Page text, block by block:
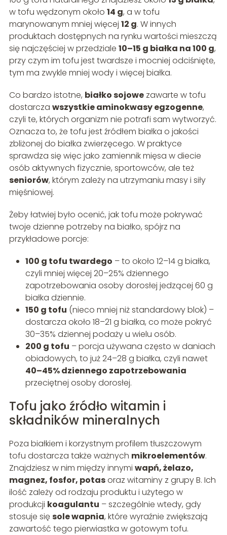
w tofu wędzonym około 14 g, a w tofu
marynowanym mniej więcej 12 g. W innych
produktach dostępnych na rynku wartości mieszczą
się najczęściej w przedziale 10–15 g białka na 100 g,
przy czym im tofu jest twardsze i mocniej odciśnięte,
tym ma zwykle mniej wody i więcej białka.
Co bardzo istotne, białko sojowezawarte w tofu
dostarcza wszystkie aminokwasy egzogenne,
czyli te, których organizm nie potrafi sam wytworzyć.
Oznacza to, że tofu jest źródłem białka o jakości
zbliżonej do białka zwierzęcego. W praktyce
sprawdza się więc jako zamiennik mięsa w diecie
osób aktywnych fizycznie, sportowców, ale też
seniorów, którym zależy na utrzymaniu masy i siły
mięśniowej.
Żeby łatwiej było ocenić, jak tofu może pokrywać
twoje dzienne potrzeby na białko, spójrz na
przykładowe porcje:
100 g tofu twardego – to około 12–14 g białka,
czyli mniej więcej 20–25% dziennego
zapotrzebowania osoby dorosłej jedzącej 60 g
białka dziennie.
150 g tofu (nieco mniej niż standardowy blok) –
dostarcza około 18–21 g białka, co może pokryć
30–35% dziennej podaży u wielu osób.
200 g tofu – porcja używana często w daniach
obiadowych, to już 24–28 g białka, czyli nawet
40–45% dziennego zapotrzebowania
przeciętnej osoby dorosłej.
Tofu jako źródło witamin i
składników mineralnych
Poza białkiem i korzystnym profilem tłuszczowym
tofu dostarcza także ważnych mikroelementów.
Znajdziesz w nim między innymi wapń, żelazo,
magnez, fosfor, potasoraz witaminy z grupy B. Ich
ilość zależy od rodzaju produktu i użytego w
produkcji koagulantu – szczególnie wtedy, gdy
stosuje sięsole wapnia, które wyraźnie zwiększają
zawartość tego pierwiastka w gotowym tofu.